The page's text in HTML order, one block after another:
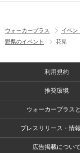
ウォーカープラス イベン
野県のイベント
花見
利用規約
推奨環境
ウォーカープラス
プレスリリース・情
広告掲載について